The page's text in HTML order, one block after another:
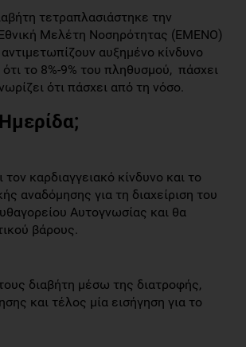
τετραπλασιάστηκε την
Εθνική Μελέτη Νοσηρότητας (ΕΜΕΝΟ)
αυξημένο κίνδυνο
το 8%-9% του πληθυσμού, πάσχει
ότι πάσχει από τη νόσο.
καρδιαγγειακό κίνδυνο και το
αναδόμησης για τη διαχείριση του
Αυτογνωσίας και θα
βάρους.
διαβήτη μέσω της διατροφής,
και τέλος μία εισήγηση για το